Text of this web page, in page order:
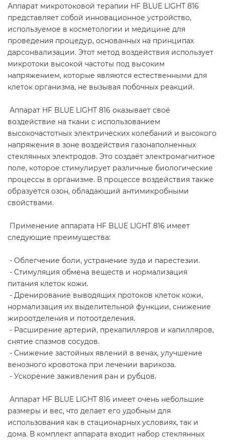
Аппарат микротоковой терапии HF BLUE LIGHT 816
представляет собой инновационное устройство,
используемое в косметологии и медицине для
проведения процедур, основанных на принципах
дарсонвализации. Этот метод воздействия использует
микротоки высокой частоты под высоким
напряжением, которые являются естественными для
клеток организма, не вызывая побочных реакций.
Аппарат HF BLUE LIGHT 816 оказывает своё
воздействие на ткани с использованием
высокочастотных электрических колебаний и высокого
напряжения в зоне воздействия газонаполненных
стеклянных электродов. Это создаёт электромагнитное
поле, которое стимулирует различные биологические
процессы в организме. В процессе воздействия также
образуется озон, обладающий антимикробными
свойствами.
Применение аппарата HF BLUE LIGHT 816 имеет
следующие преимущества:
- Облегчение боли, устранение зуда и парестезии.
- Стимуляция обмена веществ и нормализация
питания клеток кожи.
- Дренирование выводящих протоков клеток кожи,
нормализация их выделительной функции, снижение
жироотделения и потоотделения.
- Расширение артерий, прекапилляров и капилляров,
снятие спазмов сосудов.
- Снижение застойных явлений в венах, улучшение
венозного кровотока при лечении варикоза.
- Ускорение заживления ран и рубцов.
Аппарат HF BLUE LIGHT 816 имеет очень небольшие
размеры и вес, что делает его удобным для
использования как в стационарных условиях, так и
дома. В комплект аппарата входит набор стеклянных